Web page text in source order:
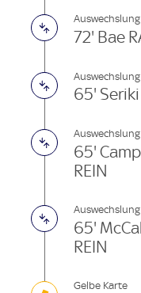
Auswechslung
72' Bae
Auswechslung
65' Seriki
Auswechslung
65'
REIN
Auswechslung
65'
REIN
Gelbe Karte